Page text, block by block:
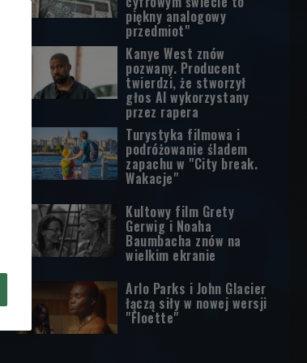
piękny analogowy
przedmiot"
Kanye West znów
pozwany. Producent
twierdzi, że stworzył
głos AI wykorzystany
przez rapera
Turystyka filmowa i
podróżowanie śladem
zapachu w "City break.
Wakacje"
Kultowy film Grety
Gerwig i Noaha
Baumbacha znów na
wielkim ekranie
Arlo Parks i John Glacier
łączą siły w nowej wersji
"Floette"